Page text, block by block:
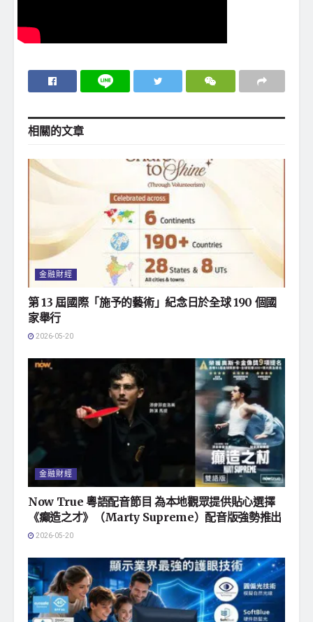
相關的文章
金融財經
第 13 屆國際「施予的藝術」紀念日於全球 190 個國
家舉行
2026-05-20
金融財經
Now True 粵語配音節目 為本地觀眾提供貼心選擇
《癲造之才》（Marty Supreme）配音版強勢推出
2026-05-20